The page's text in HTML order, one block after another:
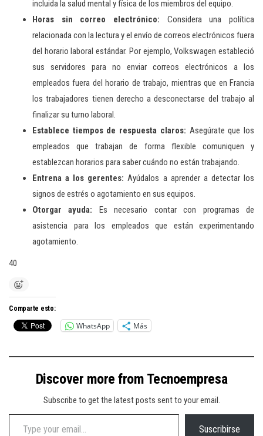
incluida la salud mental y física de los miembros del equipo.
Horas sin correo electrónico: Considera una política
relacionada con la lectura y el envío de correos electrónicos fuera
del horario laboral estándar. Por ejemplo, Volkswagen estableció
sus servidores para no enviar correos electrónicos a los
empleados fuera del horario de trabajo, mientras que en Francia
los trabajadores tienen derecho a desconectarse del trabajo al
finalizar su turno laboral.
Establece tiempos de respuesta claros: Asegúrate que los
empleados que trabajan de forma flexible comuniquen y
establezcan horarios para saber cuándo no están trabajando.
Entrena a los gerentes: Ayúdalos a aprender a detectar los
signos de estrés o agotamiento en sus equipos.
Otorgar ayuda: Es necesario contar con programas de
asistencia para los empleados que están experimentando
agotamiento.
40
Comparte esto:
WhatsApp Más
Discover more from Tecnoempresa
Subscribe to get the latest posts sent to your email.
Type your email…
Suscribirse